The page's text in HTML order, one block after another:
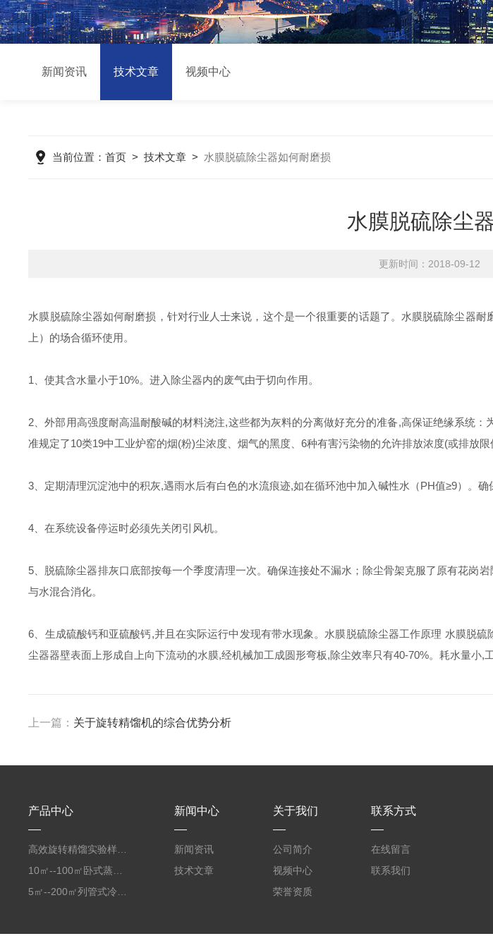
新闻资讯 技术文章 视频中心
当前位置：首页 >技术文章 > 水膜脱硫除尘器如何耐磨损
水膜脱硫除尘
更新时间：2018-09-12
水膜脱硫除尘器如何耐磨损，针对行业人士来说，这个是一个很重要的话题了。水膜脱硫除尘器
上）的场合循环使用。
1、使其含水量小于10%。进入除尘器内的废气由于切向作用。
2、外部用高强度耐高温耐酸碱的材料浇注,这些都为灰料的分离做好充分的准备,高保证绝缘系统
准规定了10类19中工业炉窑的烟(粉)尘浓度、烟气的黑度、6种有害污染物的允许排放浓度(或排放限
3、定期清理沉淀池中的积灰,遇雨水后有白色的水流痕迹,如在循环池中加入碱性水（PH值≥9）。
4、在系统设备停运时必须先关闭引风机。
5、脱硫除尘器排灰口底部按每一个季度清理一次。确保连接处不漏水；除尘骨架克服了原有花岗
与水混合消化。
6、生成硫酸钙和亚硫酸钙,并且在实际运行中发现有带水现象。水膜脱硫除尘器工作原理 水膜脱
尘器器壁表面上形成自上向下流动的水膜,经机械加工成圆形弯板,除尘效率只有40-70%。耗水量小
上一篇： 关于旋转精馏机的综合优势分析
产品中心 新闻中心
新闻资讯
技术文章
关于我们
公司简介
视频中心
荣誉资质
联系方式
在线留言
联系我们